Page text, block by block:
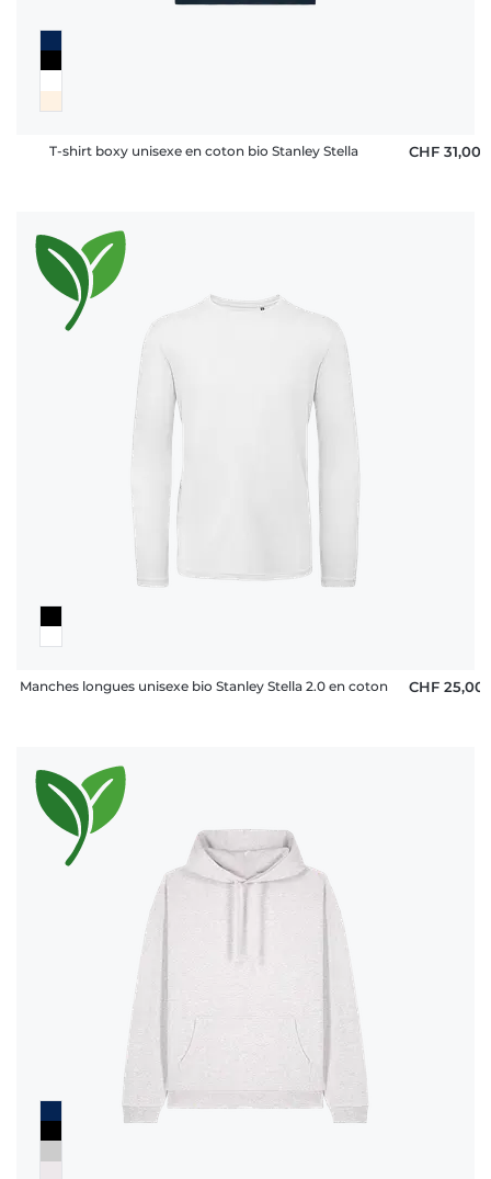
T-shirt boxy unisexe en coton bio Stanley Stella CHF 31,00
Manches longues unisexe bio Stanley Stella 2.0 en coton CHF 25,00